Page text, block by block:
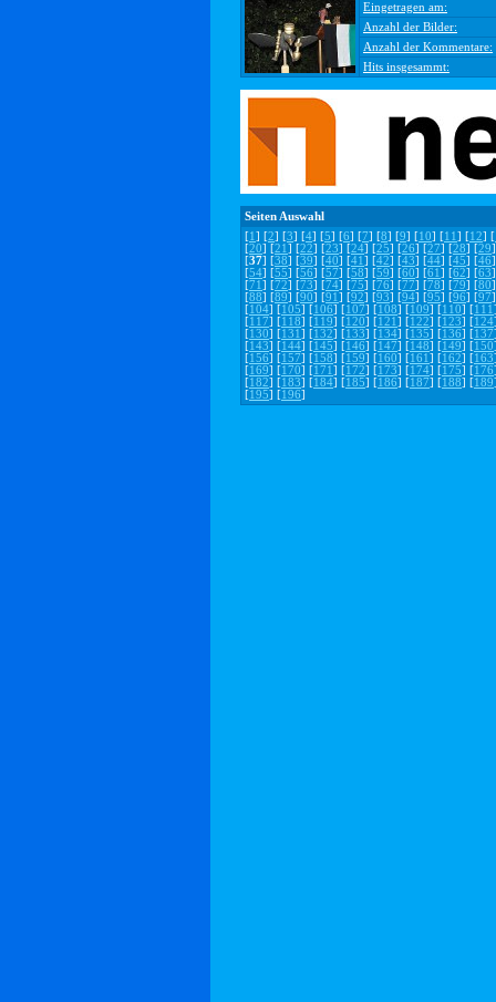
Eingetragen am:
Anzahl der Bilder:
Anzahl der Kommentare:
Hits insgesammt:
Seiten Auswahl
[1 ] [2] [3] [4] [5] [6] [7] [8] [9] [10] [11 ] [12] [
[20] [21 ] [22] [23] [24] [25] [26] [27] [28] [29
[37] [38] [39] [40] [41 ] [42] [43] [44] [45] [46
[54] [55] [56] [57] [58] [59] [60] [61 ] [62] [63
[71 ] [72] [73] [74] [75] [76] [77] [78] [79] [80
[88] [89] [90] [91 ] [92] [93] [94] [95] [96] [97
[104] [105] [106] [107] [108] [109] [110] [111
[117] [118] [119] [120] [121 ] [122] [123] [124
[130] [131 ] [132] [133] [134] [135] [136] [137
[143] [144] [145] [146] [147] [148] [149] [150
[156] [157] [158] [159] [160] [161 ] [162] [163
[169] [170] [171 ] [172] [173] [174] [175] [176
[182] [183] [184] [185] [186] [187] [188] [189
[195] [196]